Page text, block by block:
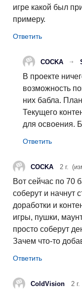
игре какой был
примеру.
COCKA
В проекте
возможность
них бабла.
Текущего
для освоения.
COCKA 2 г.
Вот сейчас по 70
соберут и начнут
доработки и
игры, пушки,
просто соберут
Зачем что-то
ColdVision 2 г.